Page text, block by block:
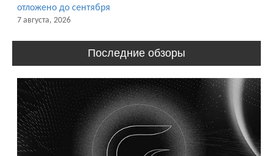
отложено до сентября
7 августа, 2026
Последние обзоры